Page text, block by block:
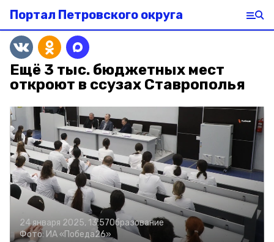
Портал Петровского округа
Ещё 3 тыс. бюджетных мест
откроют в ссузах Ставрополья
24 января 2025, 13:57Образование
Фото: ИА «Победа26»